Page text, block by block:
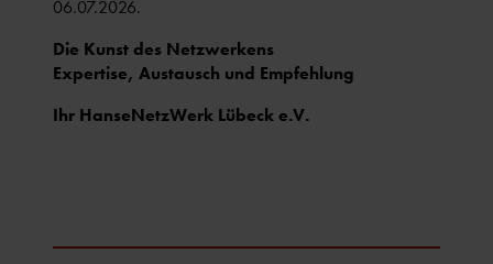
06.07.2026.
Die Kunst des Netzwerkens
Expertise, Austausch und Empfehlung
Ihr HanseNetzWerk Lübeck e.V.